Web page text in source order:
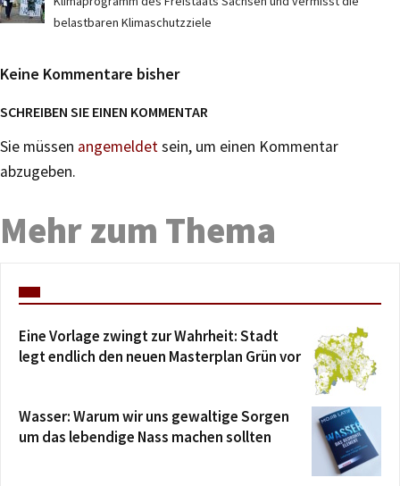
belastbaren Klimaschutzziele
Keine Kommentare bisher
SCHREIBEN SIE EINEN KOMMENTAR
Sie müssen angemeldetsein, um einen Kommentar
abzugeben.
Mehr zum Thema
Eine Vorlage zwingt zur Wahrheit: Stadt
legt endlich den neuen Masterplan Grün vor
Wasser: Warum wir uns gewaltige Sorgen
um das lebendige Nass machen sollten